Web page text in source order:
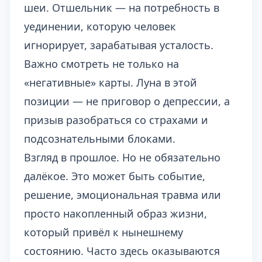
шеи. Отшельник — на потребность в
уединении, которую человек
игнорирует, зарабатывая усталость.
Важно смотреть не только на
«негативные» карты. Луна в этой
позиции — не приговор о депрессии, а
призыв разобраться со страхами и
подсознательными блоками.
Взгляд в прошлое. Но не обязательно
далёкое. Это может быть событие,
решение, эмоциональная травма или
просто накопленный образ жизни,
который привёл к нынешнему
состоянию. Часто здесь оказываются